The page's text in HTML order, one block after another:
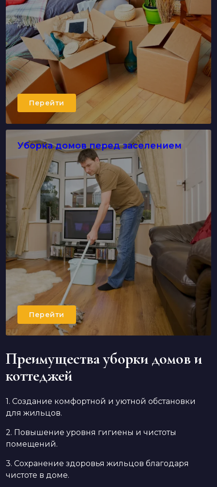
Перейти
Уборка домов перед заселением
Перейти
Преимущества уборки домов и
коттеджей
1. Создание комфортной и уютной обстановки
для жильцов.
2. Повышение уровня гигиены и чистоты
помещений.
3. Сохранение здоровья жильцов благодаря
чистоте в доме.